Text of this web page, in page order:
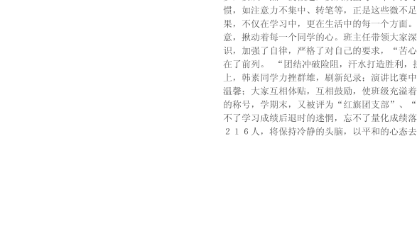
惯，如注意力不集中、转笔等，正是这些微不
果，不仅在学习中，更在生活中的每一个方面
意，揪动着每一个同学的心。班主任带领大家
识，加强了自律，严格了对自己的要求，“苦
在了前列。 “团结冲破险阻，汗水打造胜利，
上，韩素同学力挫群雄，刷新纪录；演讲比赛
温馨；大家互相体贴，互相鼓励，使班级充溢
的称号，学期末，又被评为“红旗团支部”、
不了学习成绩后退时的迷惘，忘不了量化成绩
２１６人，将保持冷静的头脑，以平和的心态